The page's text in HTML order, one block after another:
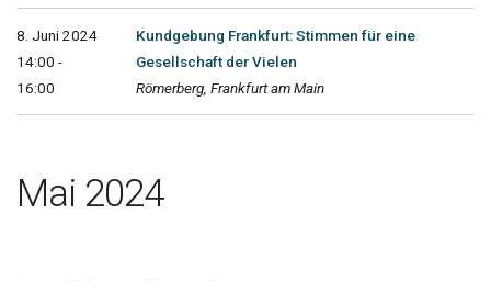
8. Juni 2024
14:00 -
16:00
Kundgebung Frankfurt: Stimmen für eine
Gesellschaft der Vielen
Römerberg, Frankfurt am Main
Mai 2024